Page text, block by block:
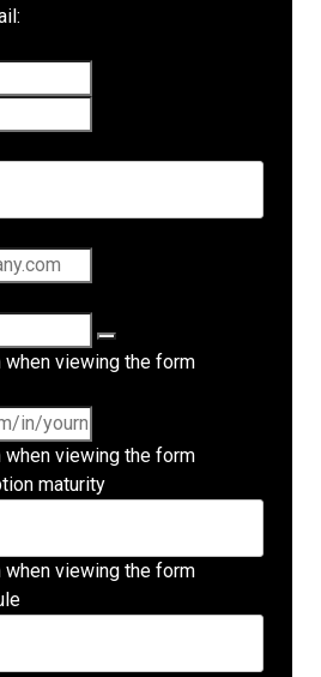
viewing the form
viewing the form
maturity
viewing the form